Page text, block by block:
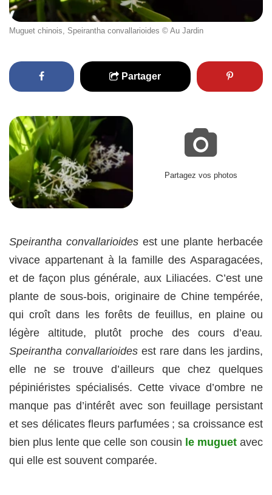
Muguet chinois, Speirantha convallarioides © Au Jardin
Partager
Partagez vos photos
Speirantha convallarioidesest une plante herbacée
vivace appartenant à la famille des Asparagacées,
et de façon plus générale, aux Liliacées. C’est une
plante de sous-bois, originaire de Chine tempérée,
qui croît dans les forêts de feuillus, en plaine ou
légère altitude, plutôt proche des cours d’eau.
Speirantha convallarioides est rare dans les jardins,
elle ne se trouve d’ailleurs que chez quelques
pépiniéristes spécialisés. Cette vivace d’ombre ne
manque pas d’intérêt avec son feuillage persistant
et ses délicates fleurs parfumées ; sa croissance est
bien plus lente que celle son cousin le muguetavec
qui elle est souvent comparée.